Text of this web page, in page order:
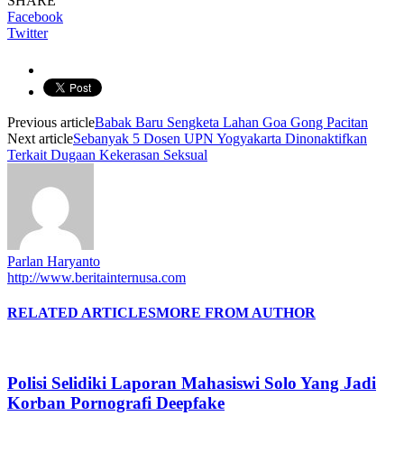
Facebook
Twitter
Previous articleBabak Baru Sengketa Lahan Goa Gong Pacitan
Next articleSebanyak 5 Dosen UPN Yogyakarta Dinonaktifkan
Terkait Dugaan Kekerasan Seksual
Parlan Haryanto
http://www.beritainternusa.com
RELATED ARTICLESMORE FROM AUTHOR
Polisi Selidiki Laporan Mahasiswi Solo Yang Jadi
Korban Pornografi Deepfake